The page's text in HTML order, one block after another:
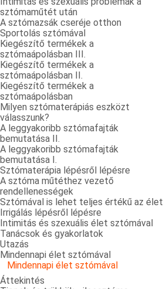
sztómaműtét után
A sztómazsák cseréje otthon
Sportolás sztómával
Kiegészítő termékek a
sztómaápolásban III.
Kiegészítő termékek a
sztómaápolásban II.
Kiegészítő termékek a
sztómaápolásban
Milyen sztómaterápiás eszközt
válasszunk?
A leggyakoribb sztómafajták
bemutatása II.
A leggyakoribb sztómafajták
bemutatása I.
Sztómaterápia lépésről lépésre
A sztóma műtéthez vezető
rendellenességek
Sztómával is lehet teljes értékű az élet
Irrigálás lépésről lépésre
Intimitás és szexuális élet sztómával
Tanácsok és gyakorlatok
Utazás
Mindennapi élet sztómával
Mindennapi élet sztómával
Áttekintés